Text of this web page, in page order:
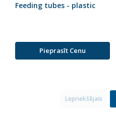
Feeding tubes - plastic
Pieprasīt Cenu
Lepriekšējais